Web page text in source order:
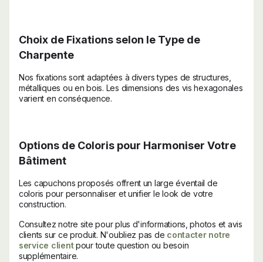
Choix de Fixations selon le Type de
Charpente
Nos fixations sont adaptées à divers types de structures,
métalliques ou en bois. Les dimensions des vis hexagonales
varient en conséquence.
Options de Coloris pour Harmoniser Votre
Bâtiment
Les capuchons proposés offrent un large éventail de
coloris pour personnaliser et unifier le look de votre
construction.
Consultez notre site pour plus d'informations, photos et avis
clients sur ce produit. N'oubliez pas de contacter notre
service clientpour toute question ou besoin
supplémentaire.